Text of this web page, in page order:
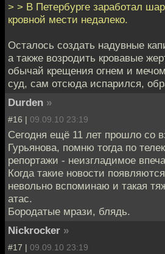
> > В Петербурге заработал
кровной мести недалеко.
Осталось создать надувные
а также возродить кровавые
обычай крещения огнем и
суд, сам отсюда испарился,
Durden »
#16 | 09.09.10 23:19
Сегодня ещё 11 лет прошло со
Гурьянова, помню тогда по
репортажи - неизгладимое
Когда такие новости
невольно вспоминаю и такая
атас.
Бородатые мрази, блядь.
Nickrocker »
#17 | 09.09.10 23:19